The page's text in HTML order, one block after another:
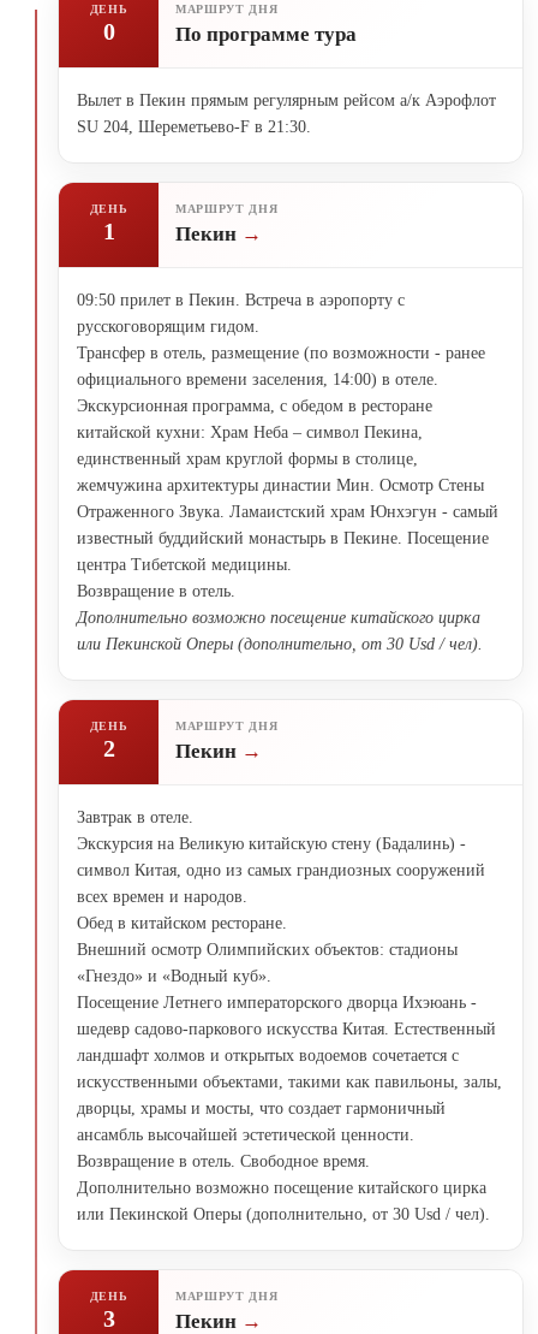
ДЕНЬ
0
МАРШРУТ ДНЯ
По программе тура
Вылет в Пекин прямым регулярным рейсом а/к Аэрофлот
SU 204, Шереметьево-F в 21:30.
ДЕНЬ
1
МАРШРУТ ДНЯ
Пекин
09:50 прилет в Пекин. Встреча в аэропорту с
русскоговорящим гидом.
Трансфер в отель, размещение (по возможности - ранее
официального времени заселения, 14:00) в отеле.
Экскурсионная программа, с обедом в ресторане
китайской кухни: Храм Неба – символ Пекина,
единственный храм круглой формы в столице,
жемчужина архитектуры династии Мин. Осмотр Стены
Отраженного Звука. Ламаистский храм Юнхэгун - самый
известный буддийский монастырь в Пекине. Посещение
центра Тибетской медицины.
Возвращение в отель.
Дополнительно возможно посещение китайского цирка
или Пекинской Оперы (дополнительно, от 30 Usd / чел).
ДЕНЬ
2
МАРШРУТ ДНЯ
Пекин
Завтрак в отеле.
Экскурсия на Великую китайскую стену (Бадалинь) -
символ Китая, одно из самых грандиозных сооружений
всех времен и народов.
Обед в китайском ресторане.
Внешний осмотр Олимпийских объектов: стадионы
«Гнездо» и «Водный куб».
Посещение Летнего императорского дворца Ихэюань -
шедевр садово-паркового искусства Китая. Естественный
ландшафт холмов и открытых водоемов сочетается с
искусственными объектами, такими как павильоны, залы,
дворцы, храмы и мосты, что создает гармоничный
ансамбль высочайшей эстетической ценности.
Возвращение в отель. Свободное время.
Дополнительно возможно посещение китайского цирка
или Пекинской Оперы (дополнительно, от 30 Usd / чел).
ДЕНЬ
3
МАРШРУТ ДНЯ
Пекин